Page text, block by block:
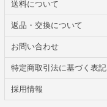
送料について
返品・交換について
お問い合わせ
特定商取引法に基づく表記
採用情報